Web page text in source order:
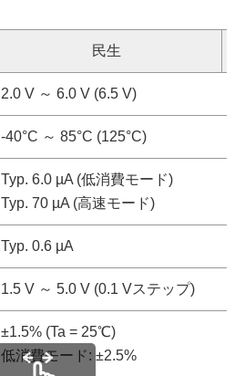
民生
2.0 V ～ 6.0 V (6.5 V)
-40°C ～ 85°C (125°C)
Typ. 6.0 µA (低消費モード)
Typ. 70 µA (高速モード)
Typ. 0.6 µA
1.5 V ～ 5.0 V (0.1 Vステップ)
±1.5% (Ta = 25℃)
低消費モード: ±2.5%